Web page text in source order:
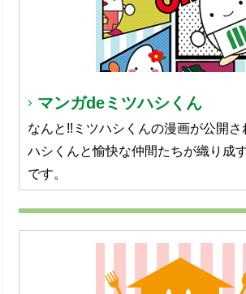
マンガdeミツハシくん
なんと!!ミツハシくんの漫画が公開
ハシくんと愉快な仲間たちが織り成
です。